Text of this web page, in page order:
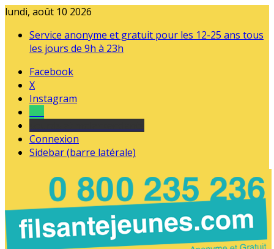
lundi, août 10 2026
Service anonyme et gratuit pour les 12-25 ans tous
les jours de 9h à 23h
Facebook
X
Instagram
Connexion
Sidebar (barre latérale)